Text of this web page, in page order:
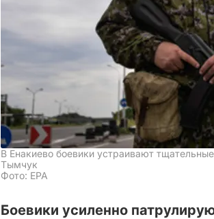
В Енакиево боевики устраивают
Тымчук
Фото: EPA
Боевики усиленно